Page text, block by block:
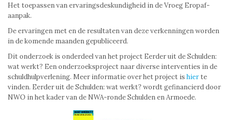
Het toepassen van ervaringsdeskundigheid in de Vroeg Eropaf-
aanpak.
De ervaringen met en de resultaten van deze verkenningen worden
in de komende maanden gepubliceerd.
Dit onderzoek is onderdeel van het project Eerder uit de Schulden:
wat werkt? Een onderzoeksproject naar diverse interventies in de
schuldhulpverlening. Meer informatie over het project is hierte
vinden. Eerder uit de Schulden: wat werkt? wordt gefinancierd door
NWO in het kader van de NWA-ronde Schulden en Armoede.